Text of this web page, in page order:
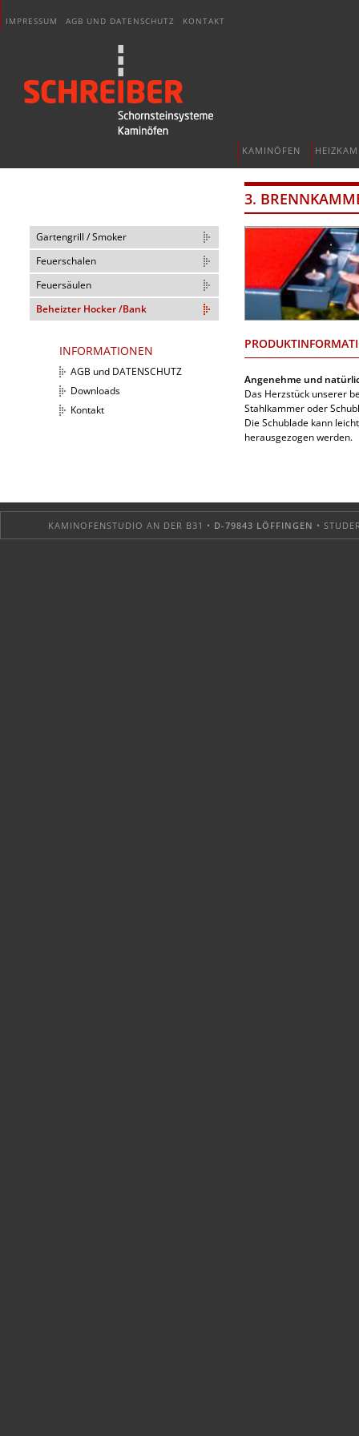
IMPRESSUM AGB UND DATENSCHUTZ KONTAKT
KAMINÖFEN
Gartengrill / Smoker
Feuerschalen
Feuersäulen
Beheizter Hocker /Bank
3.
Angenehme und
Das Herzstück unserer
Stahlkammer oder
Die Schublade kann
herausgezogen werden.
INFORMATIONEN
AGB und DATENSCHUTZ
Downloads
Kontakt
KAMINOFENSTUDIO AN DER B31 • D-79843 LÖFFINGEN •